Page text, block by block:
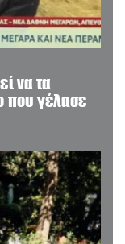
να τα
που γέλασε